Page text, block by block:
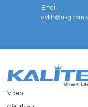
Email
Video